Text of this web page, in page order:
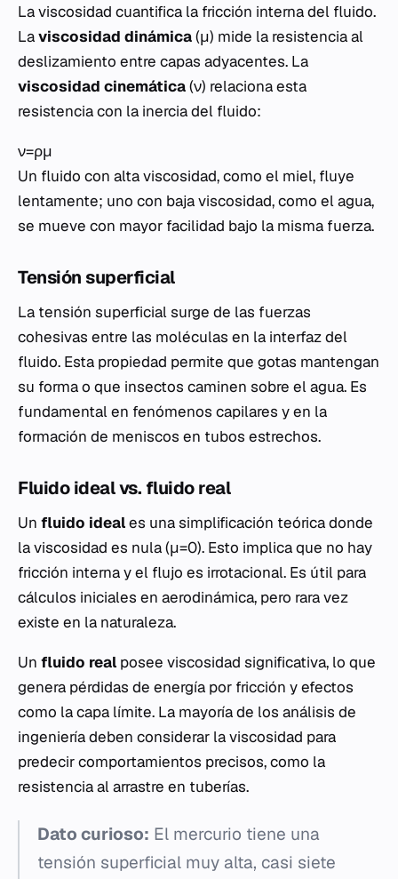
La viscosidad cuantifica la fricción interna del fluido.
Laviscosidad dinámica(μ) mide la resistencia al
deslizamiento entre capas adyacentes. La
viscosidad cinemática(ν) relaciona esta
resistencia con la inercia del fluido:
ν=ρμ​
Un fluido con alta viscosidad, como el miel, fluye
lentamente; uno con baja viscosidad, como el agua,
se mueve con mayor facilidad bajo la misma fuerza.
Tensión superficial
La tensión superficial surge de las fuerzas
cohesivas entre las moléculas en la interfaz del
fluido. Esta propiedad permite que gotas mantengan
su forma o que insectos caminen sobre el agua. Es
fundamental en fenómenos capilares y en la
formación de meniscos en tubos estrechos.
Fluido ideal vs. fluido real
Un fluido ideales una simplificación teórica donde
la viscosidad es nula (μ=0). Esto implica que no hay
fricción interna y el flujo es irrotacional. Es útil para
cálculos iniciales en aerodinámica, pero rara vez
existe en la naturaleza.
Un fluido real posee viscosidad significativa, lo que
genera pérdidas de energía por fricción y efectos
como la capa límite. La mayoría de los análisis de
ingeniería deben considerar la viscosidad para
predecir comportamientos precisos, como la
resistencia al arrastre en tuberías.
Dato curioso: El mercurio tiene una
tensión superficial muy alta, casi siete